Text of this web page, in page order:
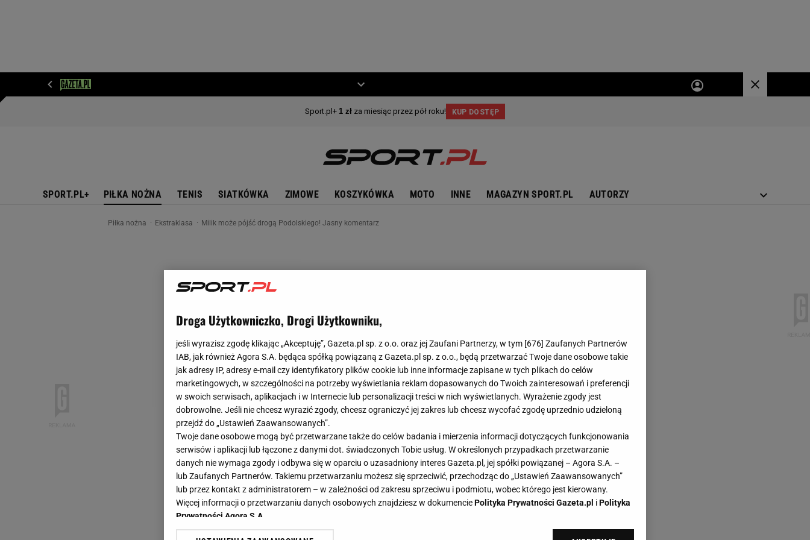
SPORT.PL+ PIŁKA NOŻNA TENIS SIATKÓWKA ZIMOWE KOSZYKÓWKA MOTO INNE MAGAZYN SPORT.PL AUTORZY
Piłka nożna Ekstraklasa Milik może pójść drogą Podolskiego! Jasny komentarz
Droga Użytkowniczko, Drogi Użytkowniku,
jeśli wyrazisz zgodę klikając „Akceptuję”, Gazeta.pl sp. z o.o. oraz jej Zaufani Partnerzy, w tym [676] Zaufanych Partnerów
IAB, jak również Agora S.A. będąca spółką powiązaną z Gazeta.pl sp. z o.o., będą przetwarzać Twoje dane osobowe takie
jak adresy IP, adresy e-mail czy identyfikatory plików cookie lub inne informacje zapisane w tych plikach do celów
marketingowych, w szczególności na potrzeby wyświetlania reklam dopasowanych do Twoich zainteresowań i preferencji
w swoich serwisach, aplikacjach i w Internecie lub personalizacji treści w nich wyświetlanych. Wyrażenie zgody jest
dobrowolne. Jeśli nie chcesz wyrazić zgody, chcesz ograniczyć jej zakres lub chcesz wycofać zgodę uprzednio udzieloną
przejdź do „Ustawień Zaawansowanych”.
Twoje dane osobowe mogą być przetwarzane także do celów badania i mierzenia informacji dotyczących funkcjonowania
serwisów i aplikacji lub łączone z danymi dot. świadczonych Tobie usług. W określonych przypadkach przetwarzanie
danych nie wymaga zgody i odbywa się w oparciu o uzasadniony interes Gazeta.pl, jej spółki powiązanej – Agora S.A. –
lub Zaufanych Partnerów. Takiemu przetwarzaniu możesz się sprzeciwić, przechodząc do „Ustawień Zaawansowanych”
lub przez kontakt z administratorem – w zależności od zakresu sprzeciwu i podmiotu, wobec którego jest kierowany.
Więcej informacji o przetwarzaniu danych osobowych znajdziesz w dokumenciePolityka Prywatności Gazeta.pl iPolityka
Prywatności Agora S.A.